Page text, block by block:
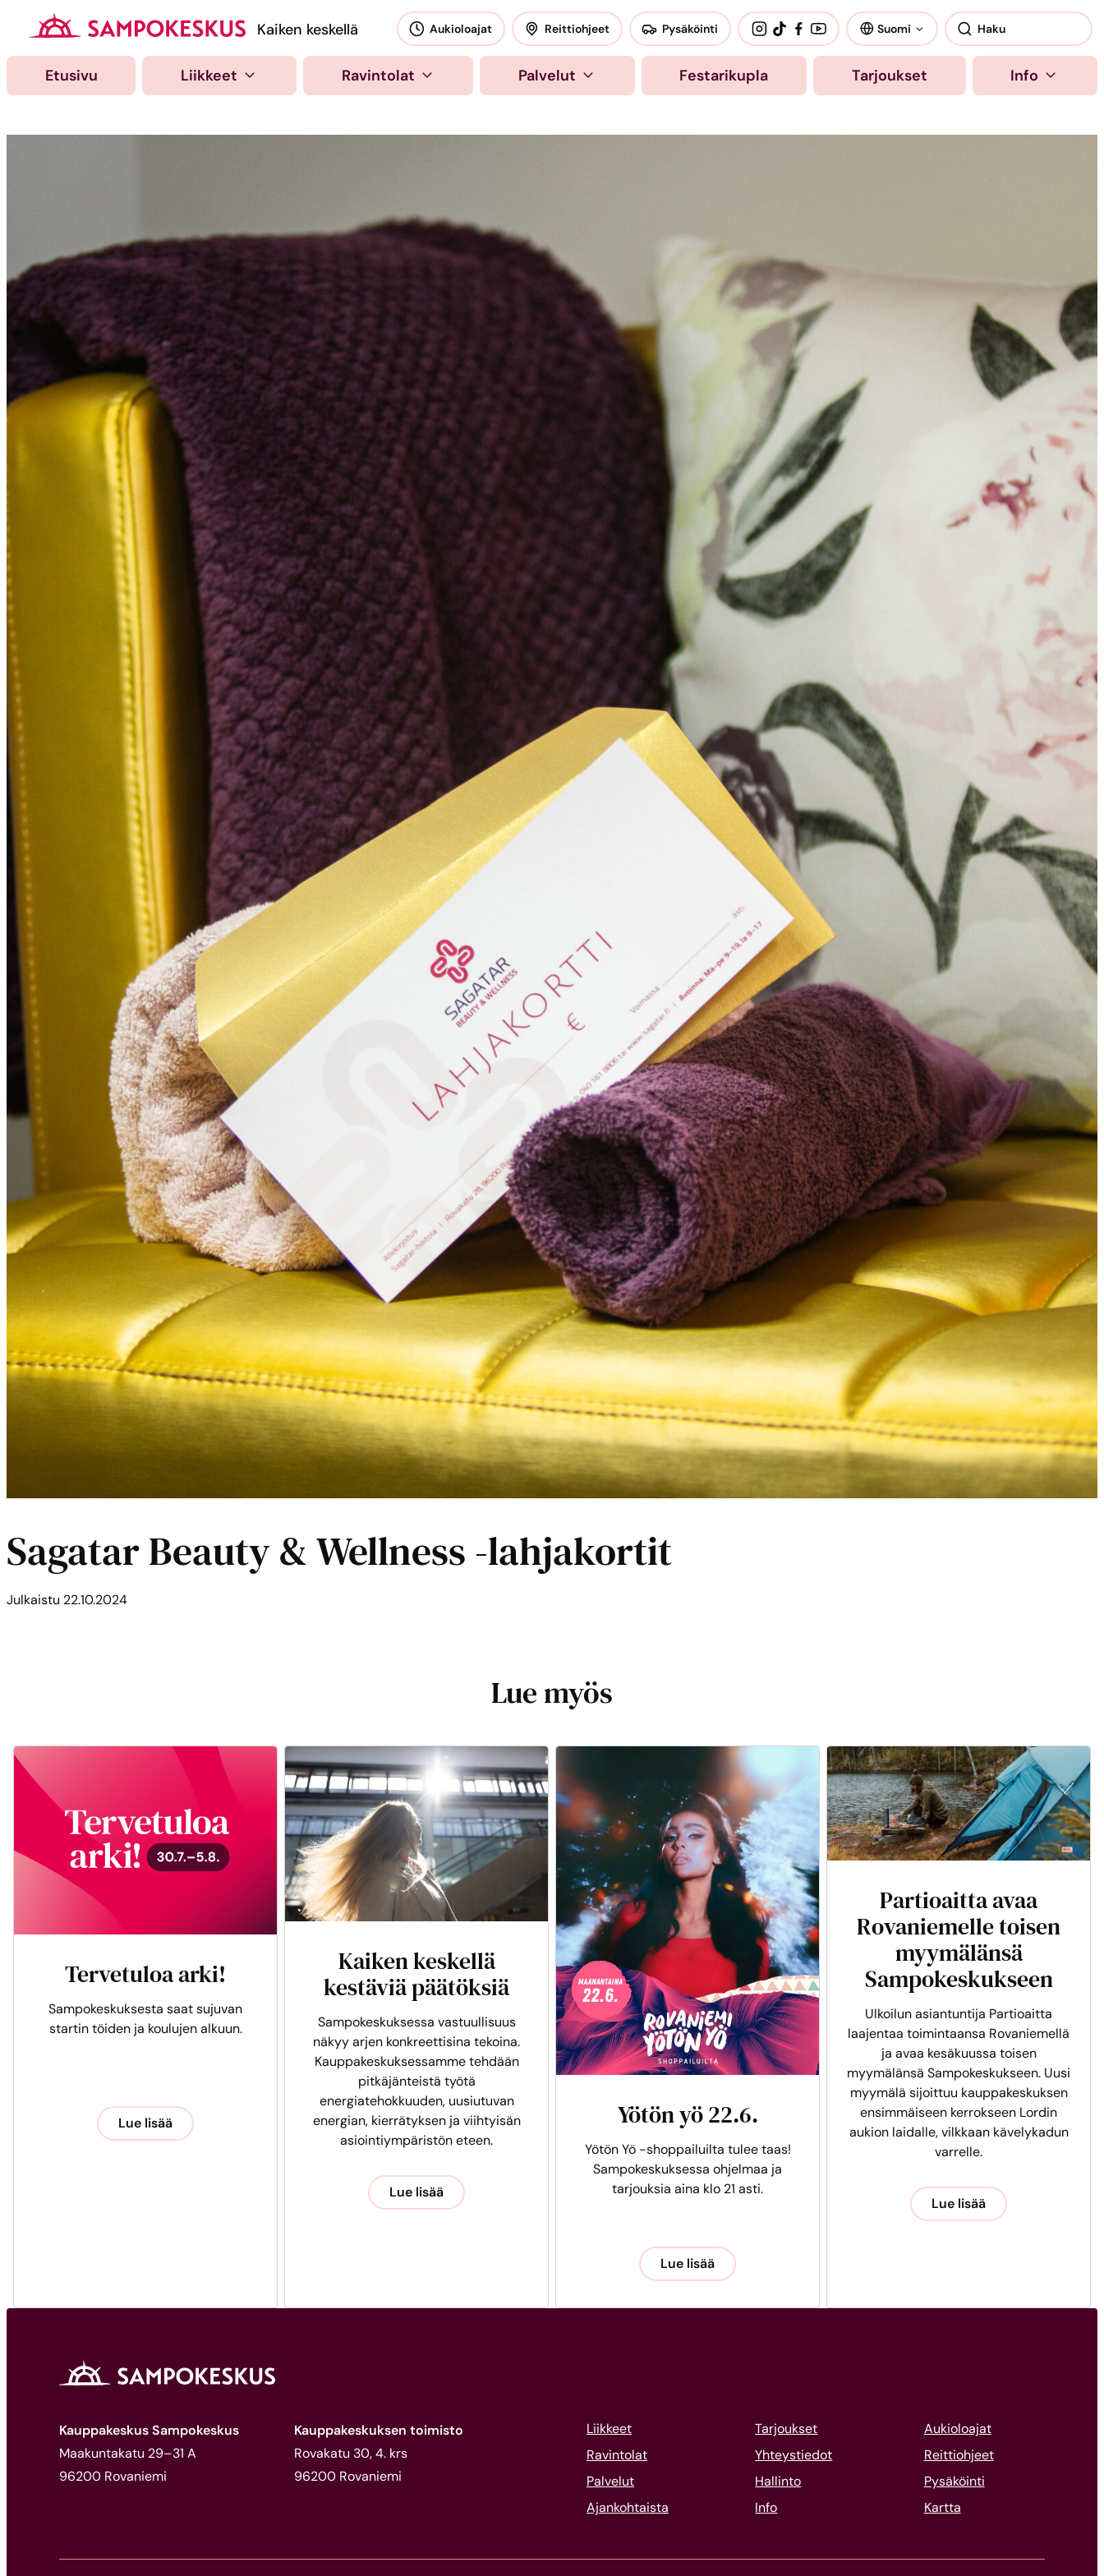
sisältöön
Kauppakeskus Sampokeskus
Kaiken keskellä
Etusivu Liikkeet Ravintolat Palvelut Festarikupla Tarjoukset Info
Aukioloajat Reittiohjeet Pysäköinti Suomi
Sagatar Beauty & Wellness -lahjakortit
Julkaistu 22.10.2024
Lue myös
Tervetuloa arki!
Sampokeskuksesta saat sujuvan
startin töiden ja koulujen alkuun.
Lue lisää
Kaiken keskellä
kestäviä päätöksiä
Sampokeskuksessa vastuullisuus
näkyy arjen konkreettisina tekoina.
Kauppakeskuksessamme tehdään
pitkäjänteistä työtä
energiatehokkuuden, uusiutuvan
energian, kierrätyksen ja viihtyisän
asiointiympäristön eteen.
Lue lisää
Yötön yö 22.6.
Yötön Yö -shoppailuilta tulee taas!
Sampokeskuksessa ohjelmaa ja
tarjouksia aina klo 21 asti.
Lue lisää
Partioaitta avaa
Rovaniemelle toisen
myymälänsä
Sampokeskukseen
Ulkoilun asiantuntija Partioaitta
laajentaa toimintaansa Rovaniemellä
ja avaa kesäkuussa toisen
myymälänsä Sampokeskukseen. Uusi
myymälä sijoittuu kauppakeskuksen
ensimmäiseen kerrokseen Lordin
aukion laidalle, vilkkaan kävelykadun
varrelle.
Lue lisää
Kauppakeskus Sampokeskus
Maakuntakatu 29–31 A
96200 Rovaniemi
Kauppakeskuksen toimisto
Rovakatu 30, 4. krs
96200 Rovaniemi
Liikkeet
Ravintolat
Palvelut
Ajankohtaista
Tarjoukset
Yhteystiedot
Hallinto
Info
Aukioloajat
Reittiohjeet
Pysäköinti
Kartta